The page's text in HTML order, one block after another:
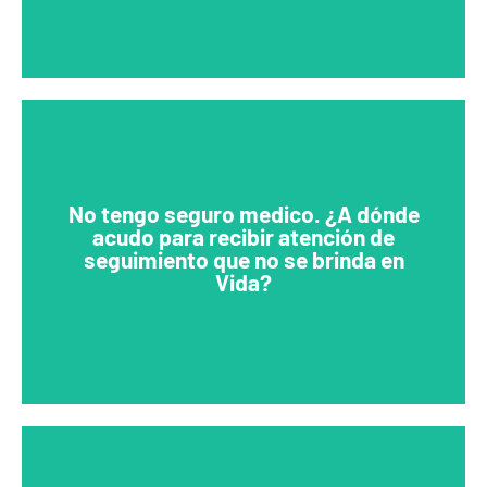
No tengo seguro medico. ¿A dónde
acudo para recibir atención de
seguimiento que no se brinda en
Vida?
Nuestras enfermeras pueden conectarlo con recursos
en la comunidad.